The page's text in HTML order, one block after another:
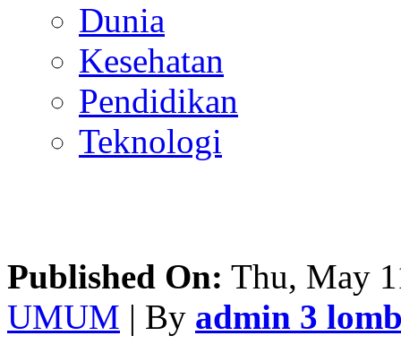
Dunia
Kesehatan
Pendidikan
Teknologi
Published On: Thu, May
UMUM | By admin 3